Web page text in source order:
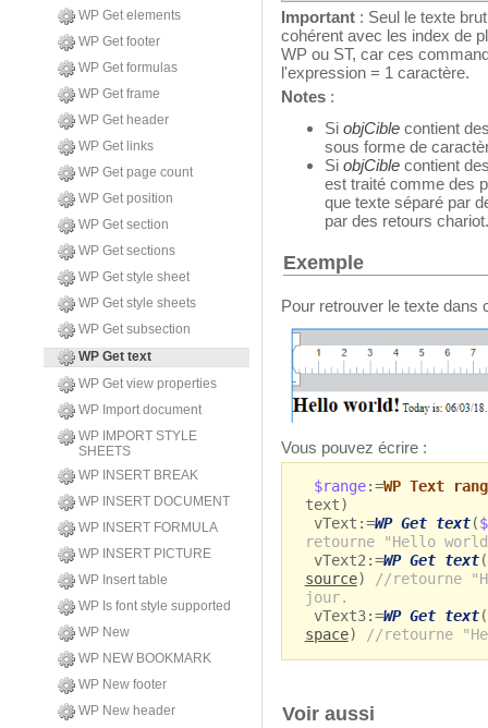
WP Get elements
WP Get footer
WP Get formulas
WP Get frame
WP Get header
WP Get links
WP Get page count
WP Get position
WP Get section
WP Get sections
WP Get style sheet
WP Get style sheets
WP Get subsection
WP Get text
WP Get view properties
WP Import document
WP IMPORT STYLE
SHEETS
WP INSERT BREAK
WP INSERT DOCUMENT
WP INSERT FORMULA
WP INSERT PICTURE
WP Insert table
WP Is font style supported
WP New
WP NEW BOOKMARK
WP New footer
WP New header
Important : Seul le texte
cohérent avec les index de
WP ou ST, car ces
l'expression = 1 caractère.
Notes :
Si objCible contient
sous forme de
Si objCible contient
est traité comme des
que texte séparé par
par des retours chariot.
Exemple
Pour retrouver le texte dans
Vous pouvez écrire :
$range:=WP Text
text)
vText:=WP Get text(
retourne "Hello
vText2:=WP Get text(
source)
//retourne
jour.
vText3:=WP Get text(
space) //retourne
Voir aussi